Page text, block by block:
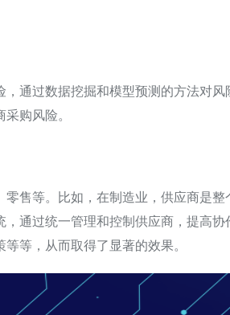
通过数据挖掘和模型预测的方法对风
购风险。
售等。比如，在制造业，供应商是整
通过统一管理和控制供应商，提高协
等，从而取得了显著的效果。